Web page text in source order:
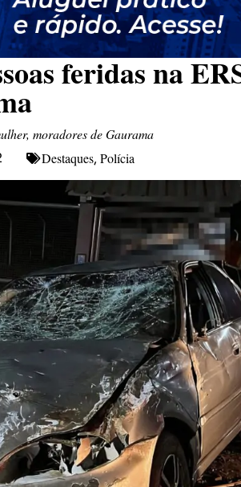
feridas na
moradores de Gaurama
Destaques, Polícia